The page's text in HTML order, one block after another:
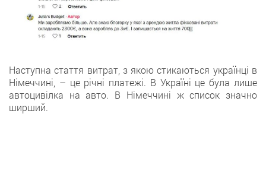
Наступна стаття витрат, з якою стикаються українці в
Німеччині, – це річні платежі. В Україні це була лише
автоцивілка на авто. В Німеччині ж список значно
ширший.